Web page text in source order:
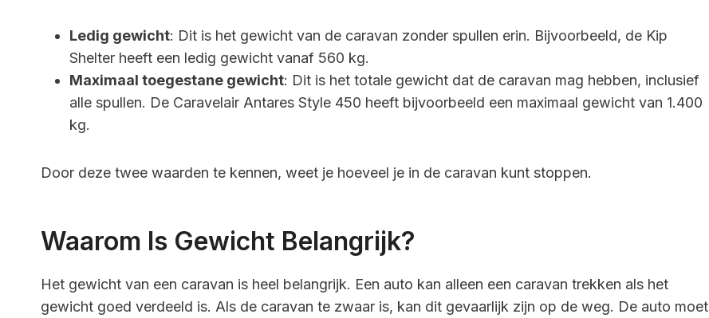
Ledig gewicht: Dit is het gewicht van de caravan zonder spullen erin. Bijvoorbeeld, de Kip
Shelter heeft een ledig gewicht vanaf 560 kg.
Maximaal toegestane gewicht: Dit is het totale gewicht dat de caravan mag hebben, inclusief
alle spullen. De Caravelair Antares Style 450 heeft bijvoorbeeld een maximaal gewicht van 1.400
kg.
Door deze twee waarden te kennen, weet je hoeveel je in de caravan kunt stoppen.
Waarom Is Gewicht Belangrijk?
Het gewicht van een caravan is heel belangrijk. Een auto kan alleen een caravan trekken als het
gewicht goed verdeeld is. Als de caravan te zwaar is, kan dit gevaarlijk zijn op de weg. De auto moet